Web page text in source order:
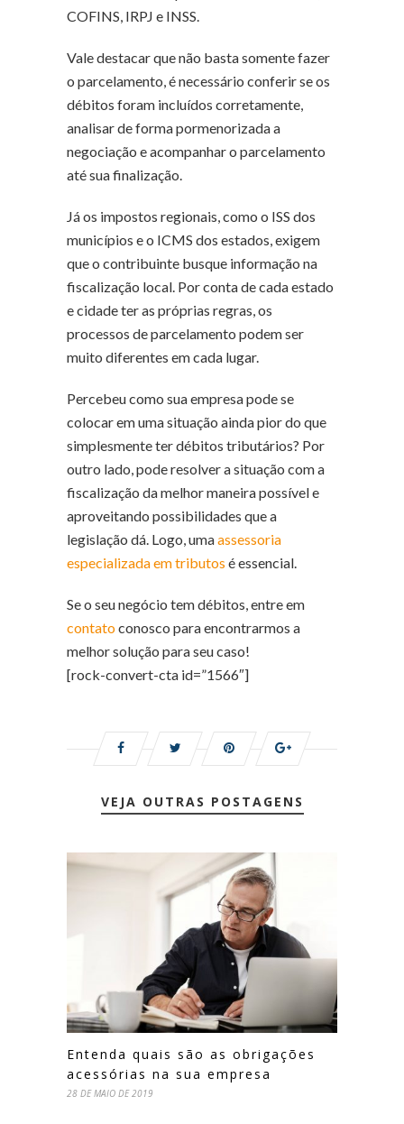
COFINS, IRPJ e INSS.
Vale destacar que não basta somente fazer
o parcelamento, é necessário conferir se os
débitos foram incluídos corretamente,
analisar de forma pormenorizada a
negociação e acompanhar o parcelamento
até sua finalização.
Já os impostos regionais, como o ISS dos
municípios e o ICMS dos estados, exigem
que o contribuinte busque informação na
fiscalização local. Por conta de cada estado
e cidade ter as próprias regras, os
processos de parcelamento podem ser
muito diferentes em cada lugar.
Percebeu como sua empresa pode se
colocar em uma situação ainda pior do que
simplesmente ter débitos tributários? Por
outro lado, pode resolver a situação com a
fiscalização da melhor maneira possível e
aproveitando possibilidades que a
legislação dá. Logo, umaassessoria
especializada em tributos é essencial.
Se o seu negócio tem débitos, entre em
contatoconosco para encontrarmos a
melhor solução para seu caso!
[rock-convert-cta id=”1566″]
VEJA OUTRAS POSTAGENS
Entenda quais são as obrigações
acessórias na sua empresa
28 DE MAIO DE 2019